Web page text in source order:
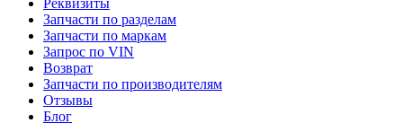
Запчасти по разделам
Запчасти по маркам
Запрос по VIN
Возврат
Запчасти по производителям
Отзывы
Блог